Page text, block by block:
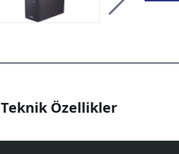
Teknik Özellikler